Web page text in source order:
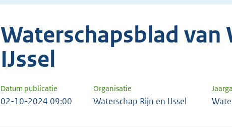
Waterschapsblad van
IJssel
Datum publicatie Organisatie
02-10-2024 09:00 Waterschap Rijn en IJssel